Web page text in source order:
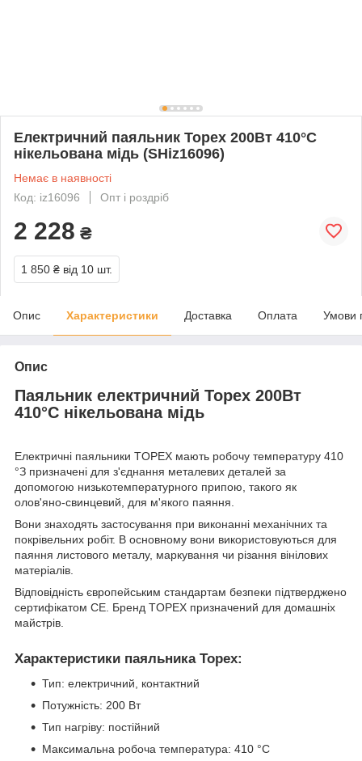
Електричний паяльник Topex 200Вт 410°C
нікельована мідь (SHiz16096)
Немає в наявності
Код: iz16096
Опт і роздріб
2 228 ₴
1 850 ₴ від 10 шт.
Опис Характеристики Доставка Оплата Умови
Опис
Паяльник електричний Topex 200Вт
410°C нікельована мідь
Електричні паяльники TOPEX мають робочу температуру 410
°З призначені для з'єднання металевих деталей за
допомогою низькотемпературного припою, такого як
олов'яно-свинцевий, для м'якого паяння.
Вони знаходять застосування при виконанні механічних та
покрівельних робіт. В основному вони використовуються для
паяння листового металу, маркування чи різання вінілових
матеріалів.
Відповідність європейським стандартам безпеки підтверджено
сертифікатом CE. Бренд TOPEX призначений для домашніх
майстрів.
Характеристики паяльника Topex:
Тип: електричний, контактний
Потужність: 200 Вт
Тип нагріву: постійний
Максимальна робоча температура: 410 °C